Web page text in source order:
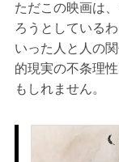
ただこの映画は
ろうとしている
いった人と人の
的現実の不条理
もしれません。